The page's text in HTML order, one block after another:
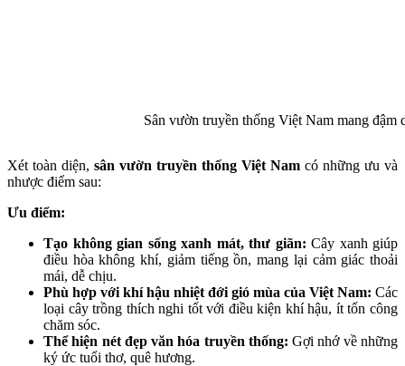
Sân vườn truyền thống Việt Nam mang đậm
Xét toàn diện, sân vườn truyền thống Việt Nam có những ưu và
nhược điểm sau:
Ưu điểm:
Tạo không gian sống xanh mát, thư giãn: Cây xanh giúp
điều hòa không khí, giảm tiếng ồn, mang lại cảm giác thoải
mái, dễ chịu.
Phù hợp với khí hậu nhiệt đới gió mùa của Việt Nam: Các
loại cây trồng thích nghi tốt với điều kiện khí hậu, ít tốn công
chăm sóc.
Thể hiện nét đẹp văn hóa truyền thống: Gợi nhớ về những
ký ức tuổi thơ, quê hương.